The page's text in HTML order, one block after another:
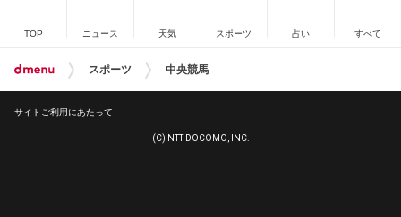
TOP ニュース 天気 スポーツ 占い すべて
スポーツ 中央競馬
サイトご利用にあたって
(C) NTT DOCOMO, INC.